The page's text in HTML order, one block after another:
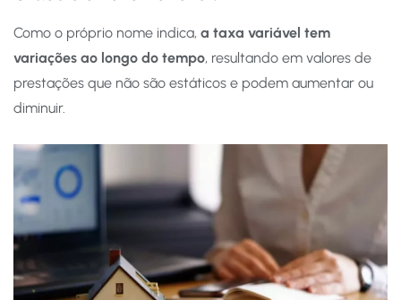
Como o próprio nome indica, a taxa variável tem
variações ao longo do tempo, resultando em valores de
prestações que não são estáticos e podem aumentar ou
diminuir.